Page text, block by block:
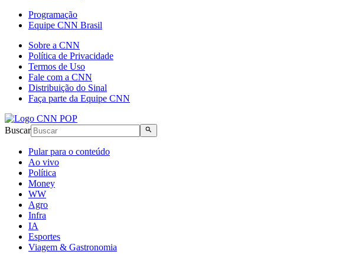
Programação
Equipe CNN Brasil
Sobre a CNN
Política de Privacidade
Termos de Uso
Fale com a CNN
Distribuição do Sinal
Faça parte da Equipe CNN
Buscar
Pular para o conteúdo
Ao vivo
Política
Money
WW
Agro
Infra
IA
Esportes
Viagem & Gastronomia